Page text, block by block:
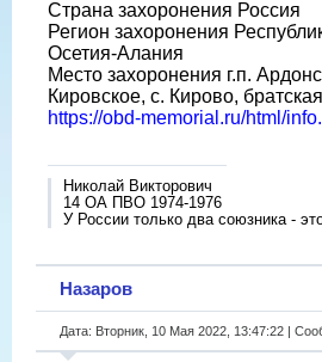
Страна захоронения Россия
Регион захоронения
Осетия-Алания
Место захоронения г.п.
Кировское, с. Кирово,
https://obd-memorial.ru/html/
Николай Викторович
14 ОА ПВО 1974-1976
У России только два союзника -
Назаров
Дата: Вторник, 10 Мая 2022, 13:47:22 |